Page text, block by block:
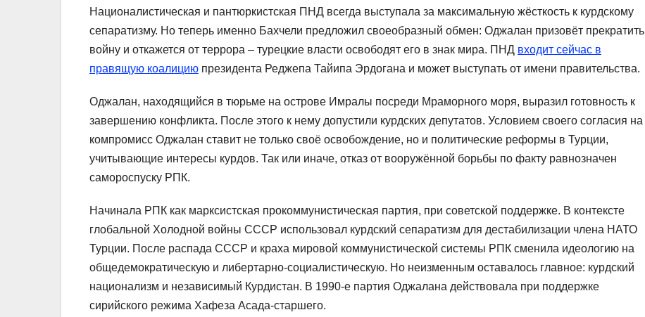
Националистическая и пантюркистская ПНД всегда выступала за максимальную жёсткость к курдскому
сепаратизму. Но теперь именно Бахчели предложил своеобразный обмен: Оджалан призовёт прекратить
войну и откажется от террора – турецкие власти освободят его в знак мира. ПНД входит сейчас в
правящую коалицию президента Реджепа Тайипа Эрдогана и может выступать от имени правительства.
Оджалан, находящийся в тюрьме на острове Имралы посреди Мраморного моря, выразил готовность к
завершению конфликта. После этого к нему допустили курдских депутатов. Условием своего согласия на
компромисс Оджалан ставит не только своё освобождение, но и политические реформы в Турции,
учитывающие интересы курдов. Так или иначе, отказ от вооружённой борьбы по факту равнозначен
самороспуску РПК.
Начинала РПК как марксистская прокоммунистическая партия, при советской поддержке. В контексте
глобальной Холодной войны СССР использовал курдский сепаратизм для дестабилизации члена НАТО
Турции. После распада СССР и краха мировой коммунистической системы РПК сменила идеологию на
общедемократическую и либертарно-социалистическую. Но неизменным оставалось главное: курдский
национализм и независимый Курдистан. В 1990-е партия Оджалана действовала при поддержке
сирийского режима Хафеза Асада-старшего.